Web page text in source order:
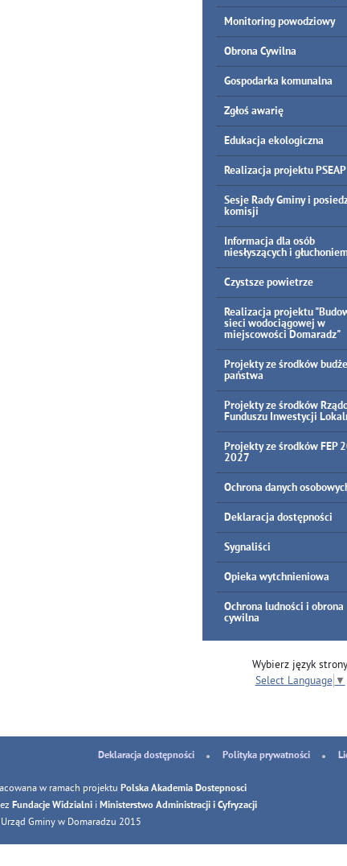
Monitoring powodziowy
Obrona Cywilna
Gospodarka komunalna
Zgłoś awarię
Edukacja ekologiczna
Realizacja projektu PSEAP
Sesje Rady Gminy i
komisji
Informacja dla osób
niesłyszących i
Czystsze powietrze
Realizacja projektu
sieci wodociągowej w
miejscowości Domaradz"
Projekty ze środków
państwa
Projekty ze środków
Funduszu Inwestycji
Projekty ze środków FEP
2027
Ochrona danych
Deklaracja dostępności
Sygnaliści
Opieka wytchnieniowa
Ochrona ludności i obrona
cywilna
Wybierz język strony
Select Language ▼
Deklaracja dostępności Polityka prywatności
w ramach projektu Polska Akademia Dostepnosci
Fundacje Widzialni i Ministerstwo Administracji i Cyfryzacji
Gminy w Domaradzu 2015